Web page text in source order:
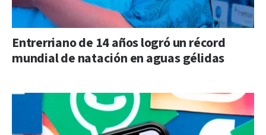
Entrerriano de 14 años logró un récord
mundial de natación en aguas gélidas